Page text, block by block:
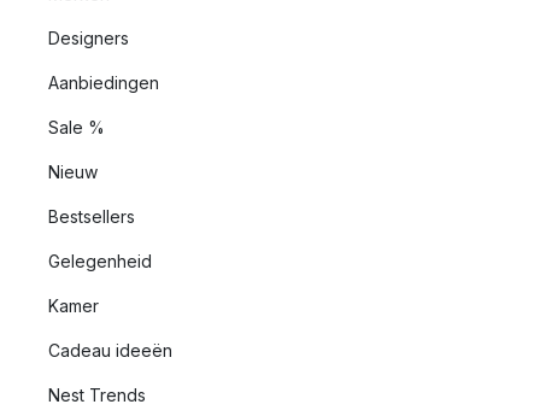
Designers
Aanbiedingen
Sale %
Nieuw
Bestsellers
Gelegenheid
Kamer
Cadeau ideeën
Nest Trends